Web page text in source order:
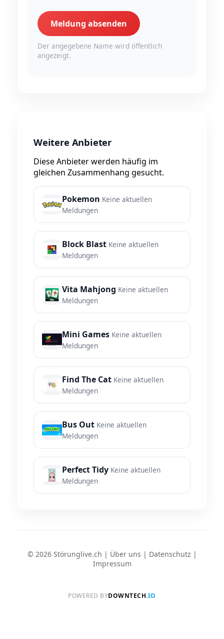
Meldung absenden
Der angegebene Name wird öffentlich
angezeigt.
Weitere Anbieter
Diese Anbieter werden häufig im
gleichen Zusammenhang gesucht.
Pokemon Keine aktuellen
Meldungen
Block Blast Keine aktuellen
Meldungen
Vita Mahjong Keine aktuellen
Meldungen
Mini Games Keine aktuellen
Meldungen
Find The Cat Keine aktuellen
Meldungen
Bus Out Keine aktuellen
Meldungen
Perfect Tidy Keine aktuellen
Meldungen
© 2026 Störunglive.ch | Über uns | Datenschutz |
Impressum
POWERED BYDOWNTECH.IO